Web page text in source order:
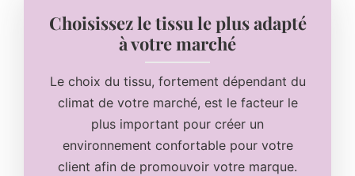
Choisissez le tissu le plus adapté
à votre marché
Le choix du tissu, fortement dépendant du
climat de votre marché, est le facteur le
plus important pour créer un
environnement confortable pour votre
client afin de promouvoir votre marque.